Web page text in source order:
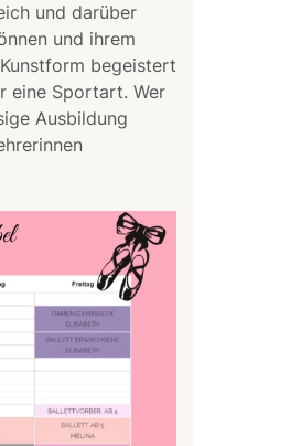
und darüber
und ihrem
begeistert
eine Sportart. Wer
Ausbildung